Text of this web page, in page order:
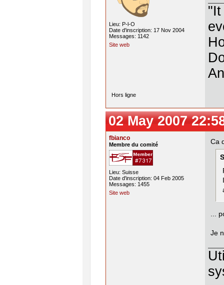
Lieu: P-l-O
Date d'inscription: 17 Nov 2004
Messages: 1142
Site web
"It
Hors ligne
02 May 2007
fbianco
Membre du comité
Lieu: Suisse
Date d'inscription: 04 Feb 2005
Messages: 1455
Site web
Ca
...
Je